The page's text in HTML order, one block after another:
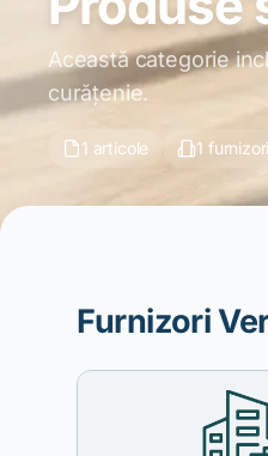
Această categorie
curățenie.
1 articole 1 furnizori
Furnizori